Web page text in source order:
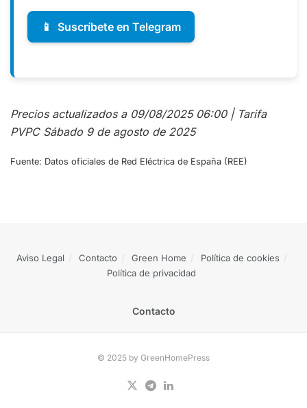
📱 Suscríbete en Telegram
Precios actualizados a 09/08/2025 06:00 | Tarifa
PVPC Sábado 9 de agosto de 2025
Fuente: Datos oficiales de Red Eléctrica de España (REE)
Aviso Legal Contacto Green Home
Política de cookies
Política de privacidad
Contacto
© 2025 by GreenHomePress